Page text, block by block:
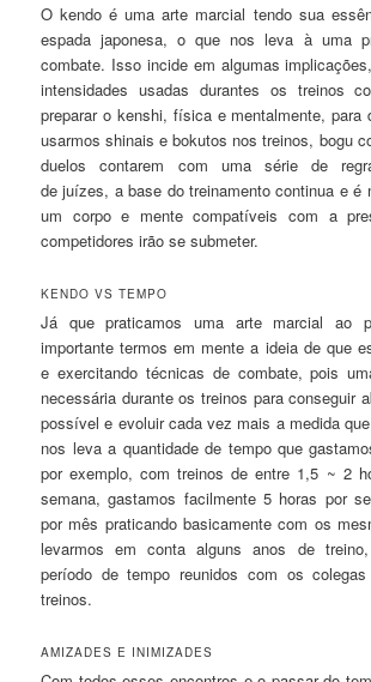
O kendo é uma arte marcial tendo sua
espada japonesa, o que nos leva à uma
combate. Isso incide em algumas
intensidades usadas durantes os treinos
preparar o kenshi, física e mentalmente, para
usarmos shinais e bokutos nos treinos, bogu
duelos contarem com uma série de
de juízes, a base do treinamento continua e é
um corpo e mente compatíveis com a
competidores irão se submeter.
KENDO VS TEMPO
Já que praticamos uma arte marcial ao
importante termos em mente a ideia de que
e exercitando técnicas de combate, pois
necessária durante os treinos para conseguir
possível e evoluir cada vez mais a medida
nos leva a quantidade de tempo que
por exemplo, com treinos de entre 1,5 ~ 2
semana, gastamos facilmente 5 horas por
por mês praticando basicamente com os
levarmos em conta alguns anos de
período de tempo reunidos com os
treinos.
AMIZADES E INIMIZADES